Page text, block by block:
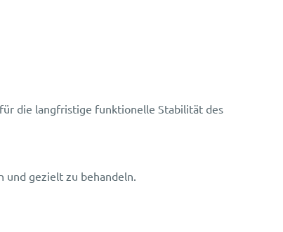
die langfristige funktionelle Stabilität des
gezielt zu behandeln.